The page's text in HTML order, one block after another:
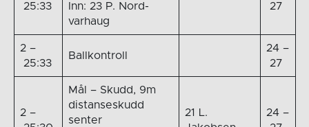
25:33
Inn: 23 P. Nord-
varhaug
27
2 –
25:33
Ballkontroll
24 –
27
2 –
Mål – Skudd, 9m
distanseskudd
senter
21 L.
24 –